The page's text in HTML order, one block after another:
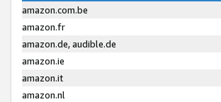
amazon.com.be
amazon.fr
amazon.de, audible.de
amazon.ie
amazon.it
amazon.nl